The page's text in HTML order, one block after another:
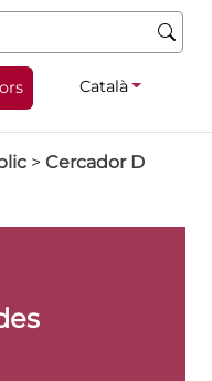
Català
> Cercador D